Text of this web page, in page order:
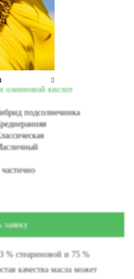
олеиновой кислот
подсолнечника
заявку
% стеариновой и 75 %
качества масла может